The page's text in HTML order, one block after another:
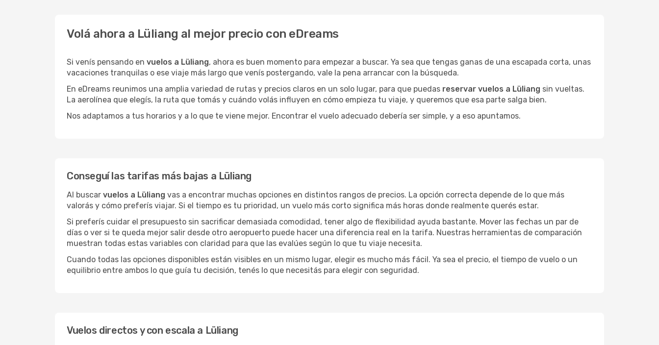
Volá ahora a Lüliang al mejor precio con eDreams
Si venís pensando en vuelos a Lüliang, ahora es buen momento para empezar a buscar. Ya sea que tengas ganas de una escapada corta, unas
vacaciones tranquilas o ese viaje más largo que venís postergando, vale la pena arrancar con la búsqueda.
En eDreams reunimos una amplia variedad de rutas y precios claros en un solo lugar, para que puedas reservar vuelos a Lüliang sin vueltas.
La aerolínea que elegís, la ruta que tomás y cuándo volás influyen en cómo empieza tu viaje, y queremos que esa parte salga bien.
Nos adaptamos a tus horarios y a lo que te viene mejor. Encontrar el vuelo adecuado debería ser simple, y a eso apuntamos.
Conseguí las tarifas más bajas a Lüliang
Al buscar vuelos a Lüliang vas a encontrar muchas opciones en distintos rangos de precios. La opción correcta depende de lo que más
valorás y cómo preferís viajar. Si el tiempo es tu prioridad, un vuelo más corto significa más horas donde realmente querés estar.
Si preferís cuidar el presupuesto sin sacrificar demasiada comodidad, tener algo de flexibilidad ayuda bastante. Mover las fechas un par de
días o ver si te queda mejor salir desde otro aeropuerto puede hacer una diferencia real en la tarifa. Nuestras herramientas de comparación
muestran todas estas variables con claridad para que las evalúes según lo que tu viaje necesita.
Cuando todas las opciones disponibles están visibles en un mismo lugar, elegir es mucho más fácil. Ya sea el precio, el tiempo de vuelo o un
equilibrio entre ambos lo que guía tu decisión, tenés lo que necesitás para elegir con seguridad.
Vuelos directos y con escala a Lüliang